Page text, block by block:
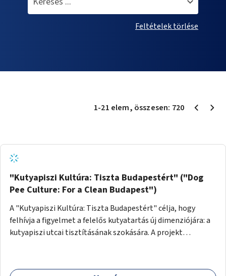
Feltételek törlése
1-21 elem, összesen: 720
"Kutyapiszi Kultúra: Tiszta Budapestért" ("Dog
Pee Culture: For a Clean Budapest")
A "Kutyapiszi Kultúra: Tiszta Budapestért" célja, hogy
felhívja a figyelmet a felelős kutyatartás új dimenziójára: a
kutyapiszi utcai tisztításának szokására. A projekt
palack vízzel öblítsék le azt, ezzel hozzájárulva a tiszta,